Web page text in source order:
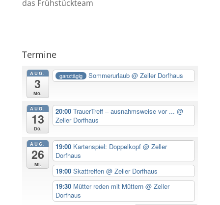
das Frühstückteam
Termine
AUG.
3
Mo.
ganztägig Sommerurlaub @ Zeller Dorfhaus
AUG.
13
Do.
20:00TrauerTreff – ausnahmsweise vor ...@
Zeller Dorfhaus
AUG.
26
Mi.
19:00 Kartenspiel: Doppelkopf@ Zeller
Dorfhaus
19:00Skattreffen@ Zeller Dorfhaus
19:30 Mütter reden mit Müttern@ Zeller
Dorfhaus